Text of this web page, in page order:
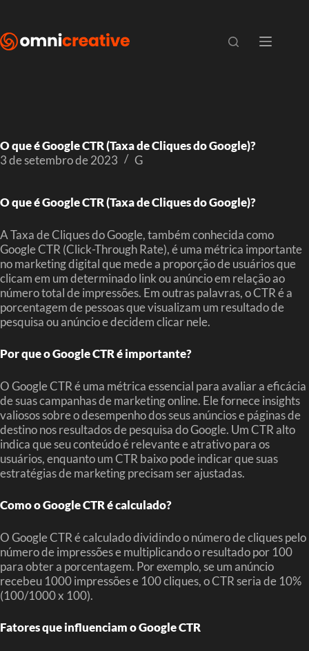
O que é Google CTR (Taxa de Cliques do Google)?
3 de setembro de 2023
G
O que é Google CTR (Taxa de Cliques do Google)?
A Taxa de Cliques do Google, também conhecida como
Google CTR (Click-Through Rate), é uma métrica importante
no marketing digital que mede a proporção de usuários que
clicam em um determinado link ou anúncio em relação ao
número total de impressões. Em outras palavras, o CTR é a
porcentagem de pessoas que visualizam um resultado de
pesquisa ou anúncio e decidem clicar nele.
Por que o Google CTR é importante?
O Google CTR é uma métrica essencial para avaliar a eficácia
de suas campanhas de marketing online. Ele fornece insights
valiosos sobre o desempenho dos seus anúncios e páginas de
destino nos resultados de pesquisa do Google. Um CTR alto
indica que seu conteúdo é relevante e atrativo para os
usuários, enquanto um CTR baixo pode indicar que suas
estratégias de marketing precisam ser ajustadas.
Como o Google CTR é calculado?
O Google CTR é calculado dividindo o número de cliques pelo
número de impressões e multiplicando o resultado por 100
para obter a porcentagem. Por exemplo, se um anúncio
recebeu 1000 impressões e 100 cliques, o CTR seria de 10%
(100/1000 x 100).
Fatores que influenciam o Google CTR